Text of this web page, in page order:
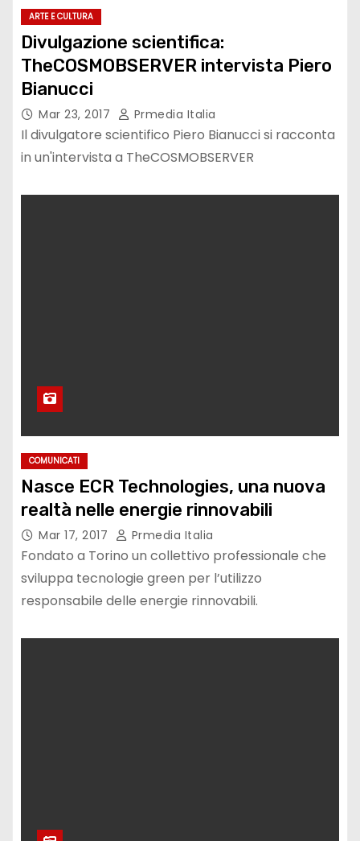
ARTE E CULTURA
Divulgazione scientifica:
TheCOSMOBSERVER intervista Piero
Bianucci
Mar 23, 2017 Prmedia Italia
Il divulgatore scientifico Piero Bianucci si racconta
in un'intervista a TheCOSMOBSERVER
COMUNICATI
Nasce ECR Technologies, una nuova
realtà nelle energie rinnovabili
Mar 17, 2017 Prmedia Italia
Fondato a Torino un collettivo professionale che
sviluppa tecnologie green per l’utilizzo
responsabile delle energie rinnovabili.